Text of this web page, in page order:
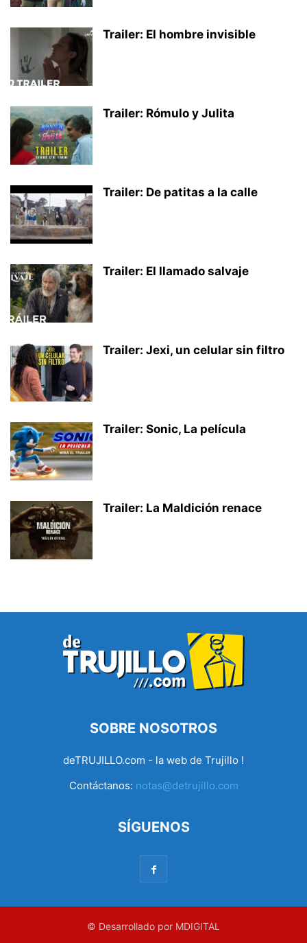
Trailer: El hombre invisible
Trailer: Rómulo y Julita
Trailer: De patitas a la calle
Trailer: El llamado salvaje
Trailer: Jexi, un celular sin filtro
Trailer: Sonic, La película
Trailer: La Maldición renace
SOBRE NOSOTROS
deTRUJILLO.com - la web de Trujillo !
Contáctanos: notas@detrujillo.com
SÍGUENOS
© Desarrollado por MDIGITAL